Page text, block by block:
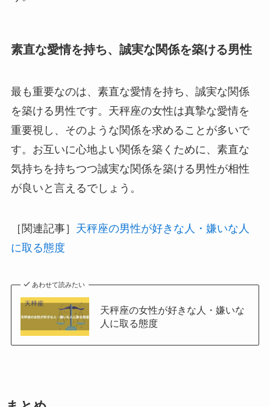
素直な愛情を持ち、誠実な関係を築ける男性
最も重要なのは、素直な愛情を持ち、誠実な関係
を築ける男性です。天秤座の女性は真摯な愛情を
重要視し、そのような関係を求めることが多いで
す。お互いに心地よい関係を築くために、素直な
気持ちを持ちつつ誠実な関係を築ける男性が相性
が良いと言えるでしょう。
［関連記事］ 天秤座の男性が好きな人・嫌いな人
に取る態度
あわせて読みたい
天秤座の女性が好きな人・嫌いな
人に取る態度